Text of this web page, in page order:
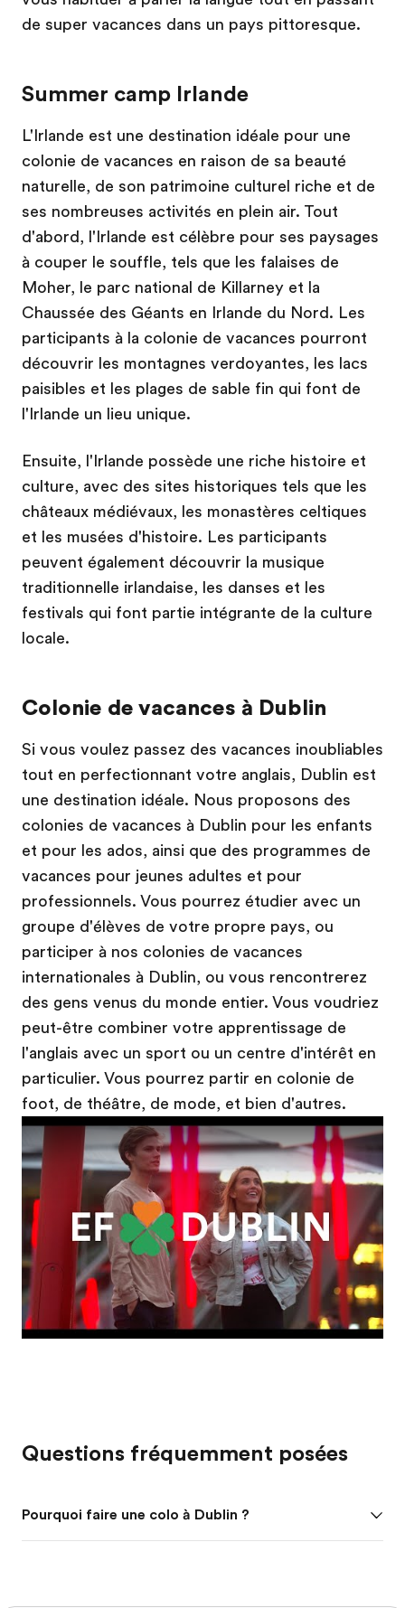
de super vacances dans un pays pittoresque.
Summer camp Irlande
L'Irlande est une destination idéale pour une
colonie de vacances en raison de sa beauté
naturelle, de son patrimoine culturel riche et de
ses nombreuses activités en plein air. Tout
d'abord, l'Irlande est célèbre pour ses paysages
à couper le souffle, tels que les falaises de
Moher, le parc national de Killarney et la
Chaussée des Géants en Irlande du Nord. Les
participants à la colonie de vacances pourront
découvrir les montagnes verdoyantes, les lacs
paisibles et les plages de sable fin qui font de
l'Irlande un lieu unique.
Ensuite, l'Irlande possède une riche histoire et
culture, avec des sites historiques tels que les
châteaux médiévaux, les monastères celtiques
et les musées d'histoire. Les participants
peuvent également découvrir la musique
traditionnelle irlandaise, les danses et les
festivals qui font partie intégrante de la culture
locale.
Colonie de vacances à Dublin
Si vous voulez passez des vacances inoubliables
tout en perfectionnant votre anglais, Dublin est
une destination idéale. Nous proposons des
colonies de vacances à Dublin pour les enfants
et pour les ados, ainsi que des programmes de
vacances pour jeunes adultes et pour
professionnels. Vous pourrez étudier avec un
groupe d'élèves de votre propre pays, ou
participer à nos colonies de vacances
internationales à Dublin, ou vous rencontrerez
des gens venus du monde entier. Vous voudriez
peut-être combiner votre apprentissage de
l'anglais avec un sport ou un centre d'intérêt en
particulier. Vous pourrez partir en colonie de
foot, de théâtre, de mode, et bien d'autres.
Play
Questions fréquemment posées
Pourquoi faire une colo à Dublin ?